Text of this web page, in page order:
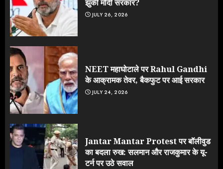
झुकी मोदी सरकार?
JULY 26, 2026
NEET महाघोटाले पर Rahul Gandhi
के आक्रामक तेवर, बैकफुट पर आई सरकार
JULY 24, 2026
Jantar Mantar Protest पर बॉलीवुड
का बदला रुख: सलमान और राजकुमार के यू-
टर्न पर उठे सवाल